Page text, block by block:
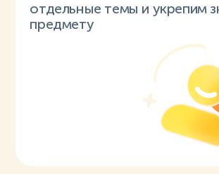
отдельные темы и укрепим
предмету